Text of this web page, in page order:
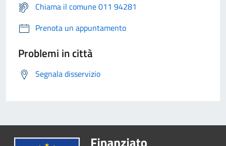
Chiama il comune 011 94281
Prenota un appuntamento
Problemi in città
Segnala disservizio